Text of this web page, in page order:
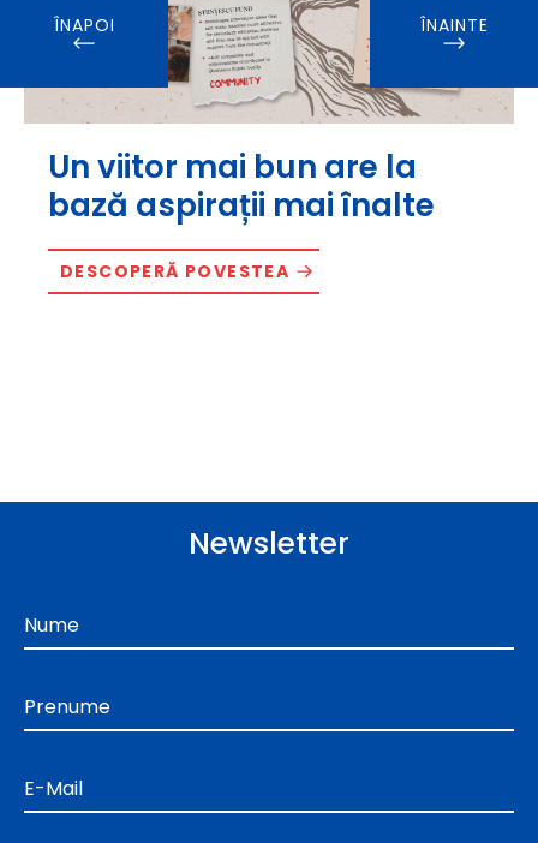
Un viitor mai bun are la
bază aspirații mai înalte
DESCOPERĂ POVESTEA
ÎNAPOI ÎNAINTE
Newsletter
Nume
Prenume
E-Mail